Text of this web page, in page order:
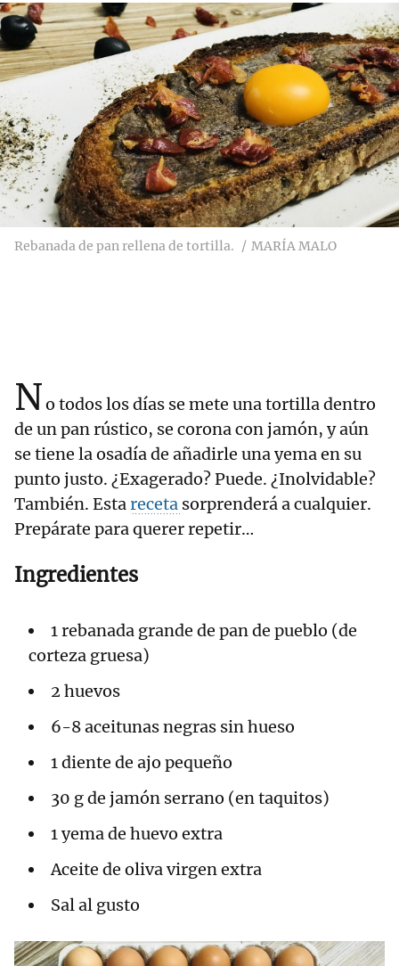
Rebanada de pan rellena de tortilla. MARÍA MALO
No todos los días se mete una tortilla dentro
de un pan rústico, se corona con jamón, y aún
se tiene la osadía de añadirle una yema en su
punto justo. ¿Exagerado? Puede. ¿Inolvidable?
También. Estareceta sorprenderá a cualquier.
Prepárate para querer repetir…
Ingredientes
1 rebanada grande de pan de pueblo (de
corteza gruesa)
2 huevos
6-8 aceitunas negras sin hueso
1 diente de ajo pequeño
30 g de jamón serrano (en taquitos)
1 yema de huevo extra
Aceite de oliva virgen extra
Sal al gusto